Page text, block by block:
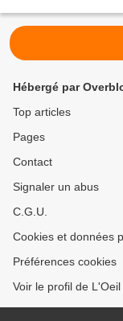
Hébergé par
Top articles
Pages
Contact
Signaler un abus
C.G.U.
Cookies et données
Préférences cookies
Voir le profil de